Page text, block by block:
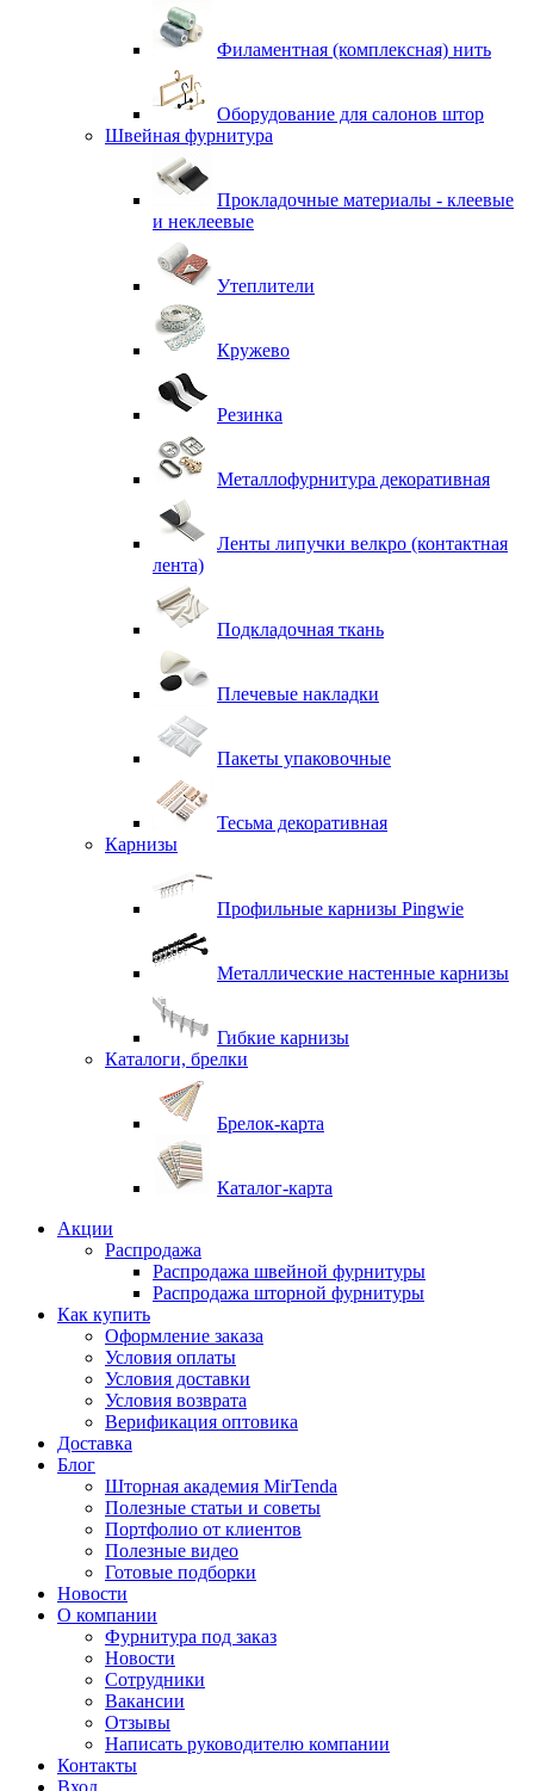
Филаментная (комплексная) нить
Оборудование для салонов штор
Швейная фурнитура
Прокладочные материалы - клеевые
и неклеевые
Утеплители
Кружево
Резинка
Металлофурнитура декоративная
Ленты липучки велкро (контактная
лента)
Подкладочная ткань
Плечевые накладки
Пакеты упаковочные
Тесьма декоративная
Карнизы
Профильные карнизы Pingwie
Металлические настенные карнизы
Гибкие карнизы
Каталоги, брелки
Брелок-карта
Каталог-карта
Акции
Распродажа
Распродажа швейной фурнитуры
Распродажа шторной фурнитуры
Как купить
Оформление заказа
Условия оплаты
Условия доставки
Условия возврата
Верификация оптовика
Доставка
Блог
Шторная академия MirTenda
Полезные статьи и советы
Портфолио от клиентов
Полезные видео
Готовые подборки
Новости
О компании
Фурнитура под заказ
Новости
Сотрудники
Вакансии
Отзывы
Написать руководителю компании
Контакты
Вход